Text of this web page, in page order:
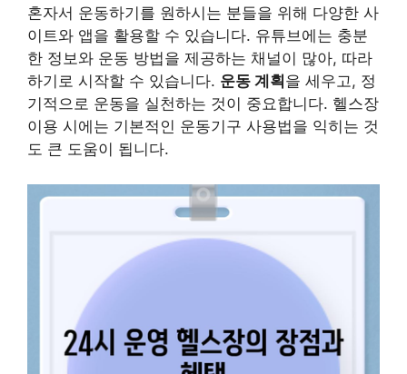
혼자서 운동하기를 원하시는 분들을 위해 다양한 사
이트와 앱을 활용할 수 있습니다. 유튜브에는 충분
한 정보와 운동 방법을 제공하는 채널이 많아, 따라
하기로 시작할 수 있습니다. 운동 계획 을 세우고, 정
기적으로 운동을 실천하는 것이 중요합니다. 헬스장
이용 시에는 기본적인 운동기구 사용법을 익히는 것
도 큰 도움이 됩니다.